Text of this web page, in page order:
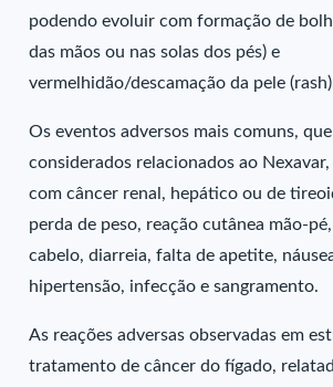
podendo evoluir com formação de
das mãos ou nas solas dos pés) e
vermelhidão/descamação da pele
Os eventos adversos mais comuns,
considerados relacionados ao
com câncer renal, hepático ou de
perda de peso, reação cutânea mão-
cabelo, diarreia, falta de apetite,
hipertensão, infecção e sangramento.
As reações adversas observadas em
tratamento de câncer do fígado,